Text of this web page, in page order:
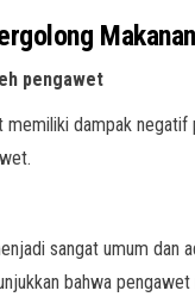
pengawet
dampak
sangat umum dan
bahwa